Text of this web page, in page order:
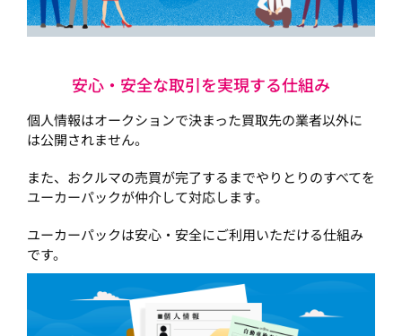
安心・安全な取引を実現する仕組み
個人情報はオークションで決まった買取先の業者以外に
は公開されません。
また、おクルマの売買が完了するまでやりとりのすべてを
ユーカーパックが仲介して対応します。
ユーカーパックは安心・安全にご利用いただける仕組み
です。